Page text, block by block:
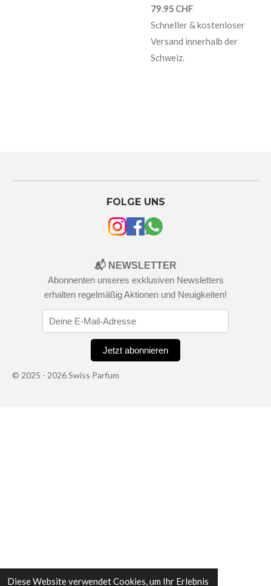
Diese Website verwendet Cookies, um Ihr Erlebnis
79.95 CHF
Schneller & kostenloser
Versand innerhalb der
Schweiz.
FOLGE UNS
📬 NEWSLETTER
Abonnenten unseres exklusiven Newsletters
erhalten regelmäßig Aktionen und Neuigkeiten!
Jetzt abonnieren
© 2025 - 2026 Swiss Parfum